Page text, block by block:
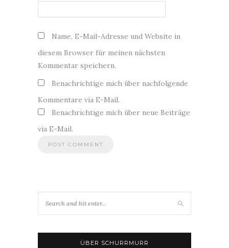
Name, E-Mail-Adresse und Website in
diesem Browser für meinen nächsten
Kommentar speichern.
Benachrichtige mich über nachfolgende
Kommentare via E-Mail.
Benachrichtige mich über neue Beiträge
via E-Mail.
ÜBER SCHURRMURR